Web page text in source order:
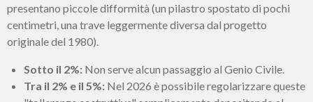
presentano piccole difformità (un pilastro spostato di pochi
centimetri, una trave leggermente diversa dal progetto
originale del 1980).
Sotto il 2%: Non serve alcun passaggio al Genio Civile.
Tra il 2% e il 5%: Nel 2026 è possibile regolarizzare queste